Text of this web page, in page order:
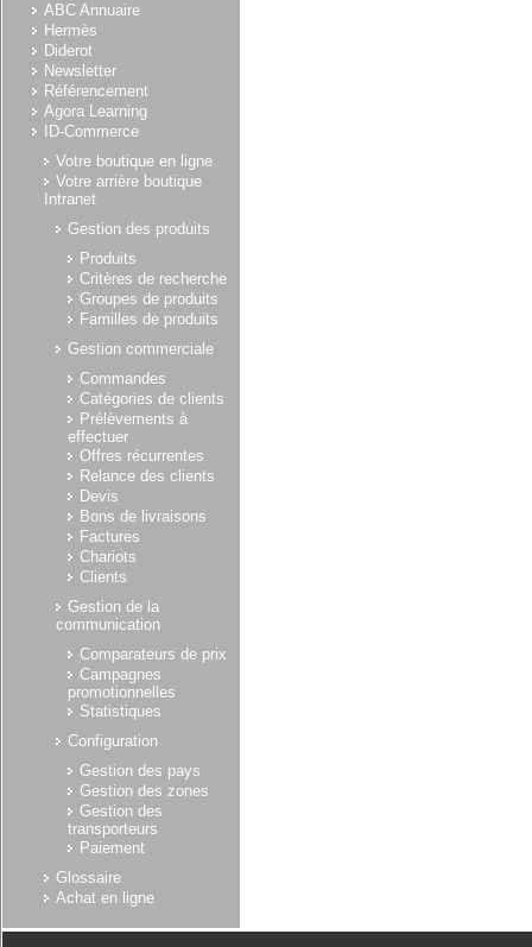
ABC Annuaire
Hermès
Diderot
Newsletter
Référencement
Agora Learning
ID-Commerce
Votre boutique en ligne
Votre arrière boutique
Intranet
Gestion des produits
Produits
Critères de recherche
Groupes de produits
Familles de produits
Gestion commerciale
Commandes
Catégories de clients
Prélèvements à
effectuer
Offres récurrentes
Relance des clients
Devis
Bons de livraisons
Factures
Chariots
Clients
Gestion de la
communication
Comparateurs de prix
Campagnes
promotionnelles
Statistiques
Configuration
Gestion des pays
Gestion des zones
Gestion des
transporteurs
Paiement
Glossaire
Achat en ligne